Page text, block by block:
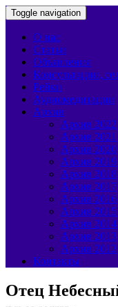
Toggle navigation
О нас
Статьи
Объявления
Консультации,
Рейки
Аудиомедитации
Архив
Архив 2022
Архив 2021
Архив 2020
Архив 2019
Архив 2018
Архив 2017
Архив 2016
Архив 2015
Архив 2014
Архив 2013
Архив 2012
Контакты
Отец